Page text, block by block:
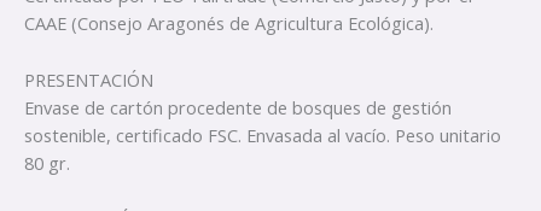
CAAE (Consejo Aragonés de Agricultura Ecológica).
PRESENTACIÓN
Envase de cartón procedente de bosques de gestión
sostenible, certificado FSC. Envasada al vacío. Peso unitario
80 gr.